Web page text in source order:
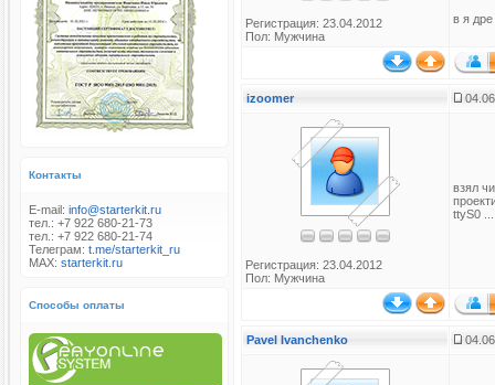
Контакты
E-mail: info@starterkit.ru
тел.: +7 922 680-21-73
тел.: +7 922 680-21-74
Телеграм: t.me/starterkit_ru
MAX: starterkit.ru
Способы оплаты
Регистрация: 23.04.2012
Пол: Мужчина
в я дре
izoomer
Регистрация: 23.04.2012
Пол: Мужчина
взял
ttyS0
Pavel Ivanchenko